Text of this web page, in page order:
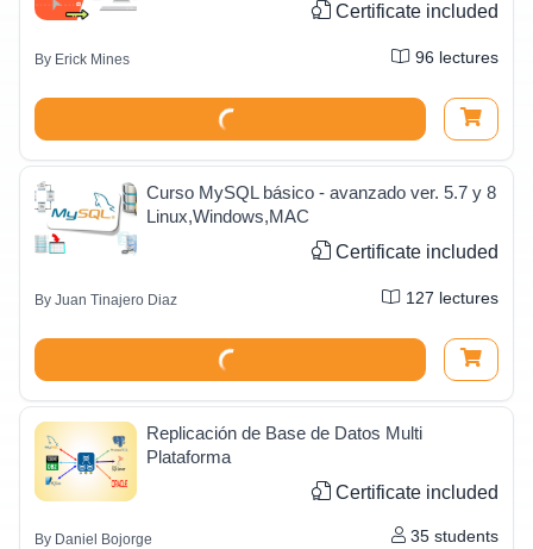
Certificate included
By Erick Mines 96 lectures
Curso MySQL básico - avanzado ver. 5.7 y 8
Linux,Windows,MAC
Certificate included
By Juan Tinajero Diaz 127 lectures
Replicación de Base de Datos Multi
Plataforma
Certificate included
By Daniel Bojorge 35 students